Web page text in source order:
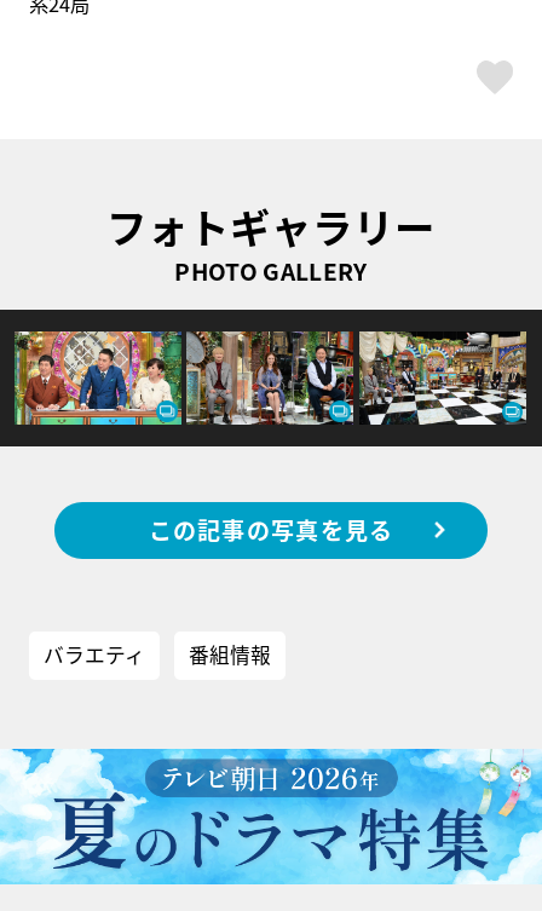
フォトギャラリー
PHOTO GALLERY
この記事の写真を見る
バラエティ 番組情報